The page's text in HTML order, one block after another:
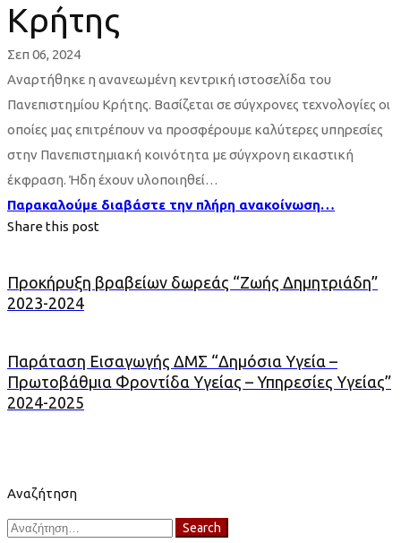
Κρήτης
Σεπ 06, 2024
Αναρτήθηκε η ανανεωμένη κεντρική ιστοσελίδα του
Πανεπιστημίου Κρήτης. Βασίζεται σε σύγχρονες τεχνολογίες οι
οποίες μας επιτρέπουν να προσφέρουμε καλύτερες υπηρεσίες
στην Πανεπιστημιακή κοινότητα με σύγχρονη εικαστική
έκφραση. Ήδη έχουν υλοποιηθεί…
Παρακαλούμε διαβάστε την πλήρη ανακοίνωση…
Share this post
Προκήρυξη βραβείων δωρεάς “Ζωής Δημητριάδη”
2023-2024
Παράταση Εισαγωγής ΔΜΣ “Δημόσια Υγεία –
Πρωτοβάθμια Φροντίδα Υγείας – Υπηρεσίες Υγείας”
2024-2025
Αναζήτηση
Search
Search